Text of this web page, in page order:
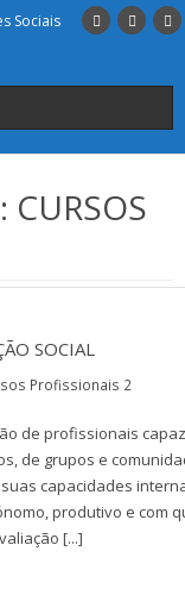
Sociais
CURSOS
SOCIAL
Profissionais 2
de profissionais
de grupos e
capacidades
produtivo e com
[...]